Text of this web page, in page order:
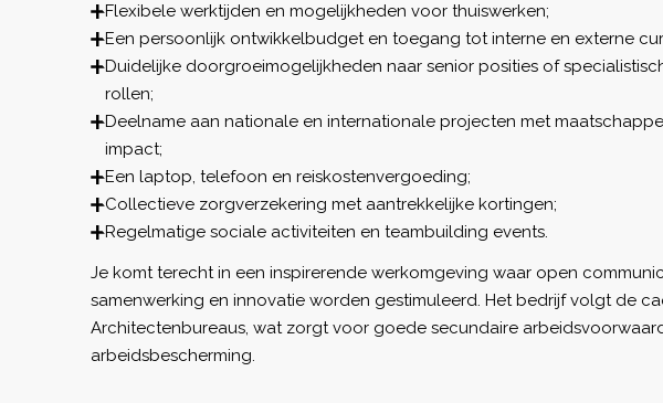
Flexibele werktijden en mogelijkheden voor thuiswerken;
Een persoonlijk ontwikkelbudget en toegang tot interne en externe
Duidelijke doorgroeimogelijkheden naar senior posities of
rollen;
Deelname aan nationale en internationale projecten met
impact;
Een laptop, telefoon en reiskostenvergoeding;
Collectieve zorgverzekering met aantrekkelijke kortingen;
Regelmatige sociale activiteiten en teambuilding events.
Je komt terecht in een inspirerende werkomgeving waar open
samenwerking en innovatie worden gestimuleerd. Het bedrijf volgt de
Architectenbureaus, wat zorgt voor goede secundaire
arbeidsbescherming.